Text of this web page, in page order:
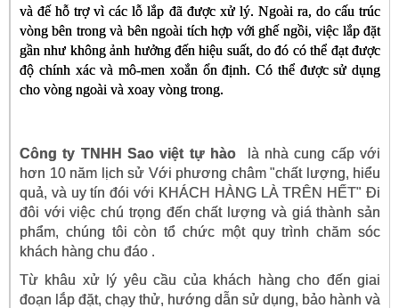
và đế hỗ trợ vì các lỗ lắp đã được xử lý. Ngoài ra, do cấu trúc
vòng bên trong và bên ngoài tích hợp với ghế ngồi, việc lắp đặt
gần như không ảnh hưởng đến hiệu suất, do đó có thể đạt được
độ chính xác và mô-men xoắn ổn định. Có thể được sử dụng
cho vòng ngoài và xoay vòng trong.
Công ty TNHH Sao việt tự hào là nhà cung cấp với
hơn 10 năm lịch sử Với phương châm "chất lượng, hiểu
quả, và uy tín đói với KHÁCH HÀNG LÀ TRÊN HẾT" Đi
đôi với việc chú trọng đến chất lượng và giá thành sản
phẩm, chúng tôi còn tổ chức một quy trình chăm sóc
khách hàng chu đáo .
Từ khâu xử lý yêu cầu của khách hàng cho đến giai
đoạn lắp đặt, chạy thử, hướng dẫn sử dụng, bảo hành và